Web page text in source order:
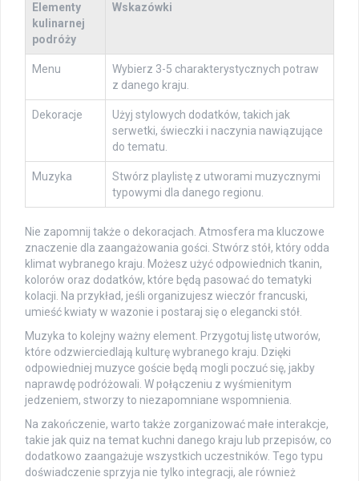
Elementy
kulinarnej
podróży
Wskazówki
Menu
Wybierz 3-5 charakterystycznych potraw
z danego kraju.
Dekoracje
Użyj stylowych dodatków, takich jak
serwetki, świeczki i naczynia nawiązujące
do tematu.
Muzyka
Stwórz playlistę z utworami muzycznymi
typowymi dla danego regionu.
Nie zapomnij także o dekoracjach. Atmosfera ma kluczowe
znaczenie dla zaangażowania gości. Stwórz stół, który odda
klimat wybranego kraju. Możesz użyć odpowiednich tkanin,
kolorów oraz dodatków, które będą pasować do tematyki
kolacji. Na przykład, jeśli organizujesz wieczór francuski,
umieść kwiaty w wazonie i postaraj się o elegancki stół.
Muzyka to kolejny ważny element. Przygotuj listę utworów,
które odzwierciedlają kulturę wybranego kraju. Dzięki
odpowiedniej muzyce goście będą mogli poczuć się, jakby
naprawdę podróżowali. W połączeniu z wyśmienitym
jedzeniem, stworzy to niezapomniane wspomnienia.
Na zakończenie, warto także zorganizować małe interakcje,
takie jak quiz na temat kuchni danego kraju lub przepisów, co
dodatkowo zaangażuje wszystkich uczestników. Tego typu
doświadczenie sprzyja nie tylko integracji, ale również